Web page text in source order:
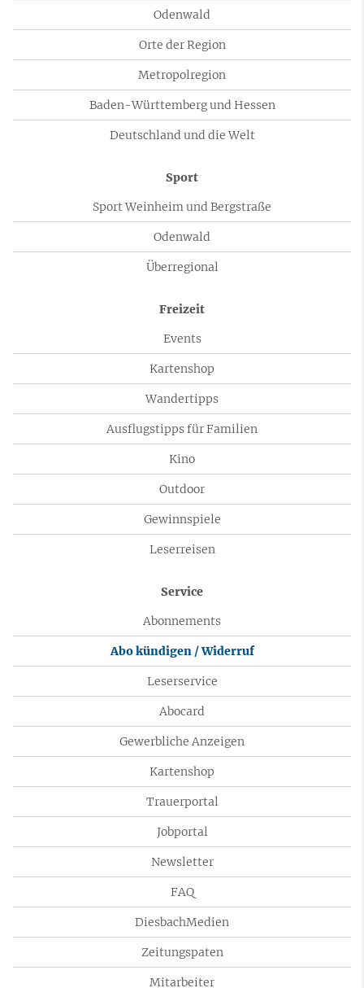
Odenwald
Orte der Region
Metropolregion
Baden-Württemberg und Hessen
Deutschland und die Welt
Sport
Sport Weinheim und Bergstraße
Odenwald
Überregional
Freizeit
Events
Kartenshop
Wandertipps
Ausflugstipps für Familien
Kino
Outdoor
Gewinnspiele
Leserreisen
Service
Abonnements
Abo kündigen / Widerruf
Leserservice
Abocard
Gewerbliche Anzeigen
Kartenshop
Trauerportal
Jobportal
Newsletter
FAQ
DiesbachMedien
Zeitungspaten
Mitarbeiter